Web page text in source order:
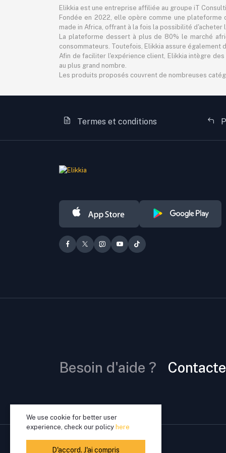
Elikkia est une entreprise affiliée au groupe iT
Fondée en 2022, elle opère comme une
made in Africa, offrant à la fois la possibilité
La plateforme dessert à plus de 80% le marché
consommateurs. Toutefois, Elikkia assure également
Afin de faciliter l'expérience client, Elikkia intègre
au plus grand nombre.
Les produits proposés couvrent de nombreuses
Termes et conditions
Besoin d'aide ?
We use cookie for better user
experience, check our policy here
D'accord. J'ai compris